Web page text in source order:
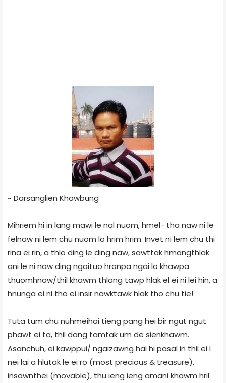
~ Darsanglien Khawbung
Mihriem hi in lang mawi le nal nuom, hmel- tha naw ni le
felnaw ni lem chu nuom lo hrim hrim. Invet ni lem chu thi
rina ei rin, a thlo ding le ding naw, sawttak hmangthlak
ani le ni naw ding ngaituo hranpa ngai lo khawpa
thuomhnaw/thil khawm thlang tawp hlak el ei ni lei hin, a
hnunga ei ni tho ei insir nawktawk hlak tho chu tie!
Tuta tum chu nuhmeihai tieng pang hei bir ngut ngut
phawt ei ta, thil dang tamtak um de sienkhawm.
Asanchuh, ei kawppui/ ngaizawng hai hi pasal in thil ei I
nei lai a hlutak le ei ro (most precious & treasure),
insawnthei (movable), thu ieng ieng amani khawm hril